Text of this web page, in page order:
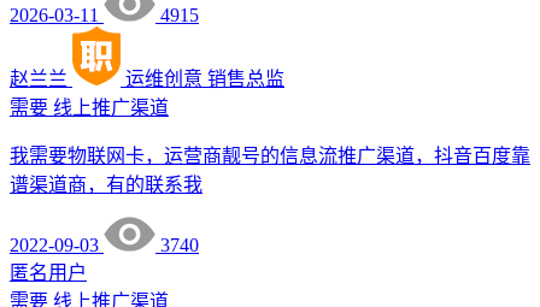
2026-03-11 4915
赵兰兰 运维创意 销售总监
需要 线上推广渠道
我需要物联网卡，运营商靓号的信息流推广渠道，抖音百度靠
谱渠道商，有的联系我
2022-09-03
3740
匿名用户
需要 线上推广渠道